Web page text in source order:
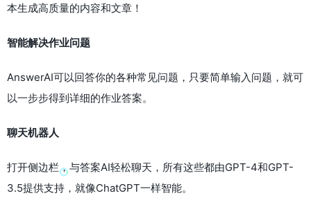
本生成高质量的内容和文章！
智能解决作业问题
AnswerAI可以回答你的各种常见问题，只要简单输入问题，就可
以一步步得到详细的作业答案。
聊天机器人
打开侧边栏，与答案AI轻松聊天，所有这些都由GPT-4和GPT-
3.5提供支持，就像ChatGPT一样智能。